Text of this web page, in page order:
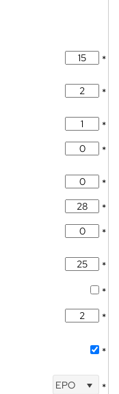
*
*
*
*
*
*
*
*
*
*
*
EPO *